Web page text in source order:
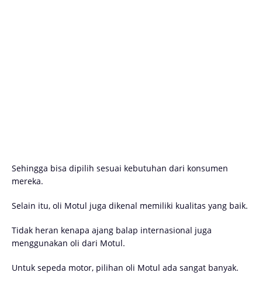
Sehingga bisa dipilih sesuai kebutuhan dari konsumen
mereka.
Selain itu, oli Motul juga dikenal memiliki kualitas yang baik.
Tidak heran kenapa ajang balap internasional juga
menggunakan oli dari Motul.
Untuk sepeda motor, pilihan oli Motul ada sangat banyak.